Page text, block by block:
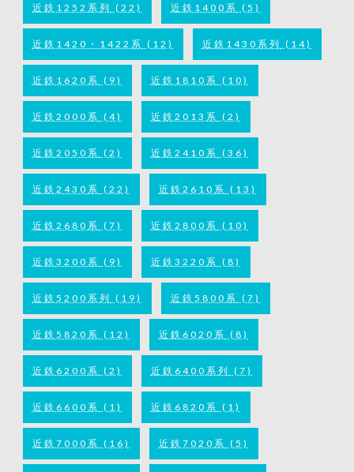
近鉄1252系列 (22) 近鉄1400系 (5)
近鉄1420・1422系 (12) 近鉄1430系列 (14)
近鉄1620系 (9) 近鉄1810系 (10)
近鉄2000系 (4) 近鉄2013系 (2)
近鉄2050系 (2) 近鉄2410系 (36)
近鉄2430系 (22) 近鉄2610系 (13)
近鉄2680系 (7) 近鉄2800系 (10)
近鉄3200系 (9) 近鉄3220系 (8)
近鉄5200系列 (19) 近鉄5800系 (7)
近鉄5820系 (12) 近鉄6020系 (8)
近鉄6200系 (2) 近鉄6400系列 (7)
近鉄6600系 (1) 近鉄6820系 (1)
近鉄7000系 (16) 近鉄7020系 (5)